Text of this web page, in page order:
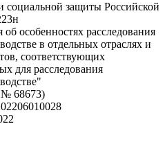
социальной защиты Российской
особенностях расследования
в отдельных отраслях и
соответствующих
для расследования
№ 68673)